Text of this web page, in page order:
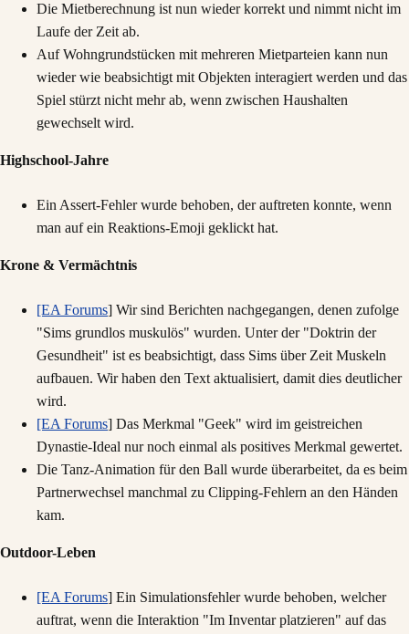
Die Mietberechnung ist nun wieder korrekt und nimmt nicht im
Laufe der Zeit ab.
Auf Wohngrundstücken mit mehreren Mietparteien kann nun
wieder wie beabsichtigt mit Objekten interagiert werden und das
Spiel stürzt nicht mehr ab, wenn zwischen Haushalten
gewechselt wird.
Highschool-Jahre
Ein Assert-Fehler wurde behoben, der auftreten konnte, wenn
man auf ein Reaktions-Emoji geklickt hat.
Krone & Vermächtnis
[EA Forums] Wir sind Berichten nachgegangen, denen zufolge
"Sims grundlos muskulös" wurden. Unter der "Doktrin der
Gesundheit" ist es beabsichtigt, dass Sims über Zeit Muskeln
aufbauen. Wir haben den Text aktualisiert, damit dies deutlicher
wird.
[EA Forums] Das Merkmal "Geek" wird im geistreichen
Dynastie-Ideal nur noch einmal als positives Merkmal gewertet.
Die Tanz-Animation für den Ball wurde überarbeitet, da es beim
Partnerwechsel manchmal zu Clipping-Fehlern an den Händen
kam.
Outdoor-Leben
[EA Forums] Ein Simulationsfehler wurde behoben, welcher
auftrat, wenn die Interaktion "Im Inventar platzieren" auf das